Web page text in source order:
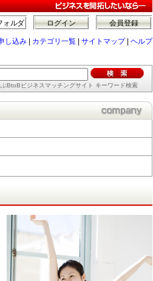
会員登録
ログイン
ォルダ
し込み カテゴリ一覧 サイトマップ| ヘルプ
BtoBビジネスマッチングサイト キーワード検索